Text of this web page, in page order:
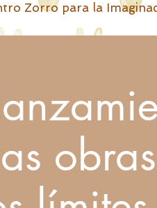
Zorro para la